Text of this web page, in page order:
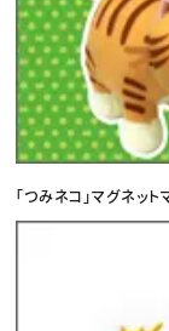
「つみネコ」マグネ